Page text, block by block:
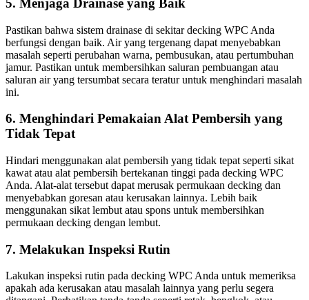
5. Menjaga Drainase yang Baik
Pastikan bahwa sistem drainase di sekitar decking WPC Anda
berfungsi dengan baik. Air yang tergenang dapat menyebabkan
masalah seperti perubahan warna, pembusukan, atau pertumbuhan
jamur. Pastikan untuk membersihkan saluran pembuangan atau
saluran air yang tersumbat secara teratur untuk menghindari masalah
ini.
6. Menghindari Pemakaian Alat Pembersih yang
Tidak Tepat
Hindari menggunakan alat pembersih yang tidak tepat seperti sikat
kawat atau alat pembersih bertekanan tinggi pada decking WPC
Anda. Alat-alat tersebut dapat merusak permukaan decking dan
menyebabkan goresan atau kerusakan lainnya. Lebih baik
menggunakan sikat lembut atau spons untuk membersihkan
permukaan decking dengan lembut.
7. Melakukan Inspeksi Rutin
Lakukan inspeksi rutin pada decking WPC Anda untuk memeriksa
apakah ada kerusakan atau masalah lainnya yang perlu segera